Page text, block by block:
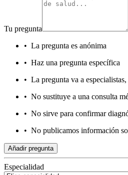
Tu pregunta
• La pregunta es anónima
• Haz una pregunta específica
• La pregunta va a
• No sustituye a una consulta
• No sirve para confirmar
• No publicamos información
Añadir pregunta
Especialidad